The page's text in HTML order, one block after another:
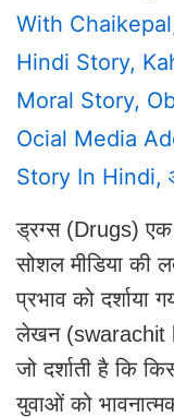
With Chaikepal
Hindi Story,
Moral Story,
Ocial Media
Story In Hindi,
ड्रग्स (Drugs) एक
सोशल मीडिया की
प्रभाव को दर्शाया
लेखन (swarachit
जो दर्शाती है कि
युवाओं को